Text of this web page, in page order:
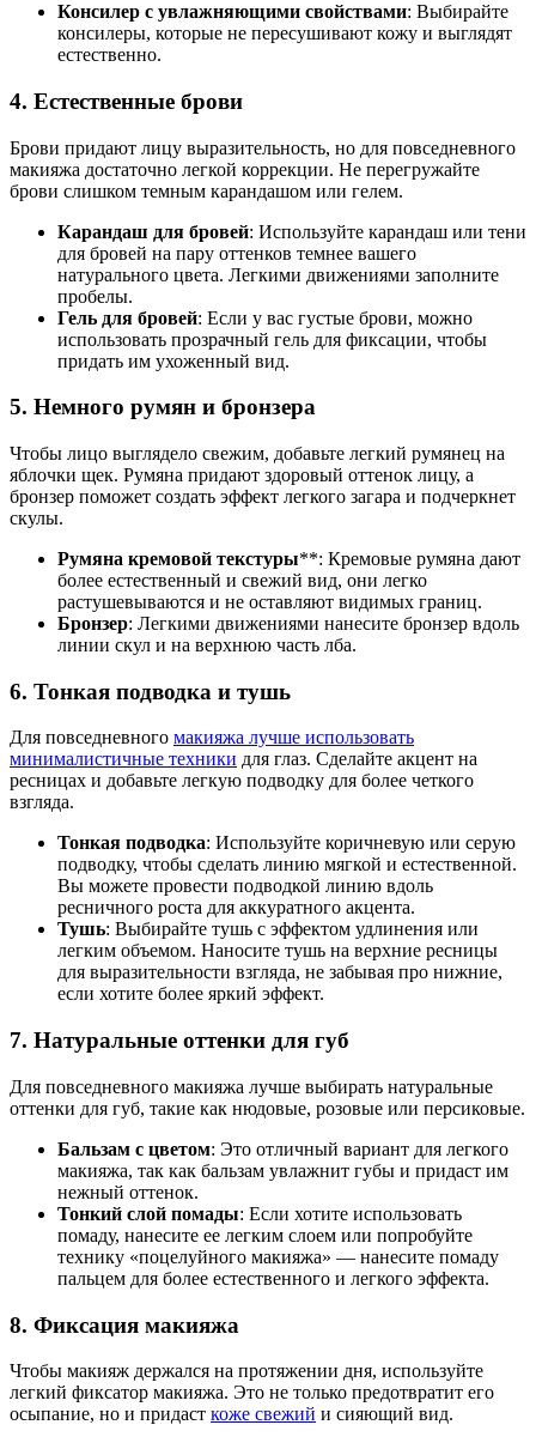
Консилер с увлажняющими свойствами: Выбирайте
консилеры, которые не пересушивают кожу и выглядят
естественно.
4. Естественные брови
Брови придают лицу выразительность, но для повседневного
макияжа достаточно легкой коррекции. Не перегружайте
брови слишком темным карандашом или гелем.
Карандаш для бровей: Используйте карандаш или тени
для бровей на пару оттенков темнее вашего
натурального цвета. Легкими движениями заполните
пробелы.
Гель для бровей: Если у вас густые брови, можно
использовать прозрачный гель для фиксации, чтобы
придать им ухоженный вид.
5. Немного румян и бронзера
Чтобы лицо выглядело свежим, добавьте легкий румянец на
яблочки щек. Румяна придают здоровый оттенок лицу, а
бронзер поможет создать эффект легкого загара и подчеркнет
скулы.
Румяна кремовой текстуры**: Кремовые румяна дают
более естественный и свежий вид, они легко
растушевываются и не оставляют видимых границ.
Бронзер: Легкими движениями нанесите бронзер вдоль
линии скул и на верхнюю часть лба.
6. Тонкая подводка и тушь
Для повседневного макияжа лучше использовать
минималистичные техники для глаз. Сделайте акцент на
ресницах и добавьте легкую подводку для более четкого
взгляда.
Тонкая подводка: Используйте коричневую или серую
подводку, чтобы сделать линию мягкой и естественной.
Вы можете провести подводкой линию вдоль
ресничного роста для аккуратного акцента.
Тушь: Выбирайте тушь с эффектом удлинения или
легким объемом. Наносите тушь на верхние ресницы
для выразительности взгляда, не забывая про нижние,
если хотите более яркий эффект.
7. Натуральные оттенки для губ
Для повседневного макияжа лучше выбирать натуральные
оттенки для губ, такие как нюдовые, розовые или персиковые.
Бальзам с цветом: Это отличный вариант для легкого
макияжа, так как бальзам увлажнит губы и придаст им
нежный оттенок.
Тонкий слой помады: Если хотите использовать
помаду, нанесите ее легким слоем или попробуйте
технику «поцелуйного макияжа» — нанесите помаду
пальцем для более естественного и легкого эффекта.
8. Фиксация макияжа
Чтобы макияж держался на протяжении дня, используйте
легкий фиксатор макияжа. Это не только предотвратит его
осыпание, но и придаст коже свежий и сияющий вид.